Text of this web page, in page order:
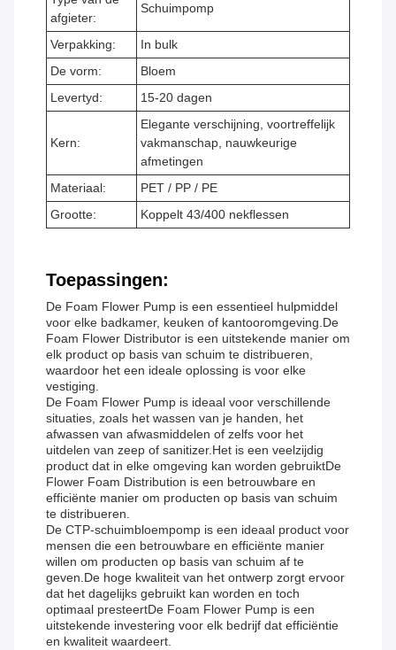
afgieter:
Schuimpomp
Verpakking:
In bulk
De vorm:
Bloem
Levertyd:
15-20 dagen
Kern:
Elegante verschijning, voortreffelijk
vakmanschap, nauwkeurige
afmetingen
Materiaal:
PET / PP / PE
Grootte:
Koppelt 43/400 nekflessen
Toepassingen:
De Foam Flower Pump is een essentieel hulpmiddel
voor elke badkamer, keuken of kantooromgeving.De
Foam Flower Distributor is een uitstekende manier om
elk product op basis van schuim te distribueren,
waardoor het een ideale oplossing is voor elke
vestiging.
De Foam Flower Pump is ideaal voor verschillende
situaties, zoals het wassen van je handen, het
afwassen van afwasmiddelen of zelfs voor het
uitdelen van zeep of sanitizer.Het is een veelzijdig
product dat in elke omgeving kan worden gebruiktDe
Flower Foam Distribution is een betrouwbare en
efficiënte manier om producten op basis van schuim
te distribueren.
De CTP-schuimbloempomp is een ideaal product voor
mensen die een betrouwbare en efficiënte manier
willen om producten op basis van schuim af te
geven.De hoge kwaliteit van het ontwerp zorgt ervoor
dat het dagelijks gebruikt kan worden en toch
optimaal presteertDe Foam Flower Pump is een
uitstekende investering voor elk bedrijf dat efficiëntie
en kwaliteit waardeert.